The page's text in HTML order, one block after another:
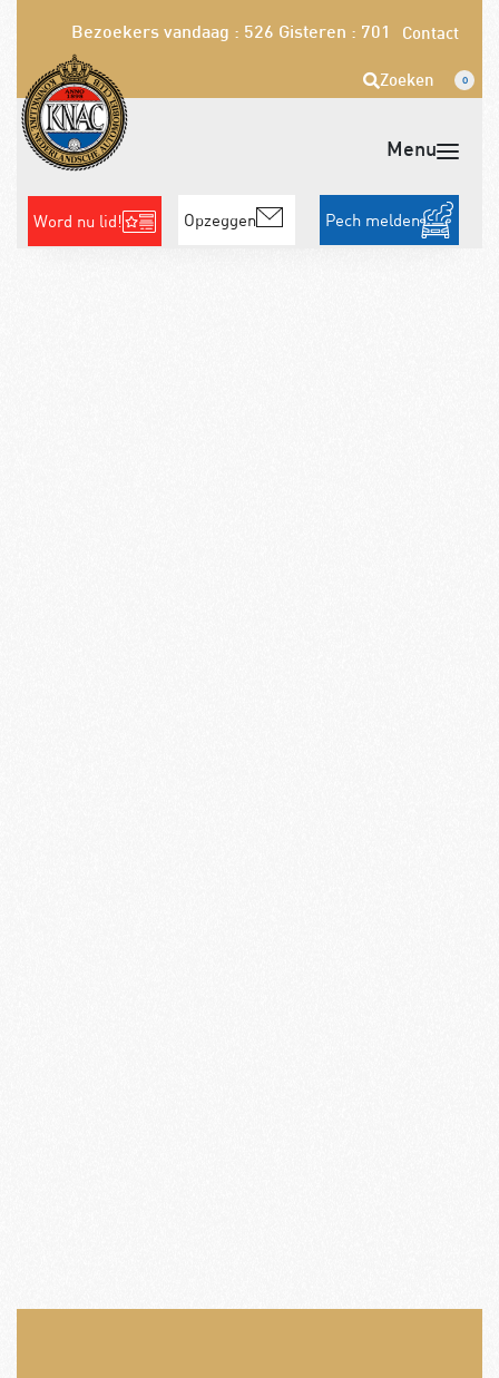
Bezoekers vandaag : 526 Gisteren : 701 Contact
Zoeken 0
Word nu lid! Opzeggen Pech melden